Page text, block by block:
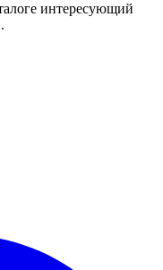
интересующий